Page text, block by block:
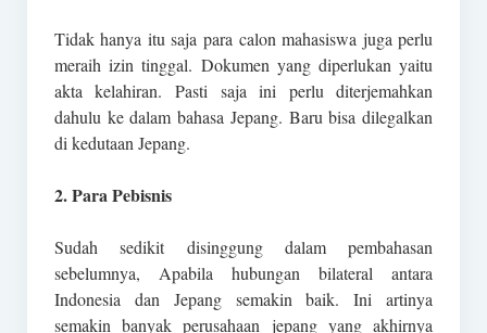
Tidak hanya itu saja para calon mahasiswa juga perlu
meraih izin tinggal. Dokumen yang diperlukan yaitu
akta kelahiran. Pasti saja ini perlu diterjemahkan
dahulu ke dalam bahasa Jepang. Baru bisa dilegalkan
di kedutaan Jepang.
2. Para Pebisnis
Sudah sedikit disinggung dalam pembahasan
sebelumnya, Apabila hubungan bilateral antara
Indonesia dan Jepang semakin baik. Ini artinya
semakin banyak perusahaan jepang yang akhirnya